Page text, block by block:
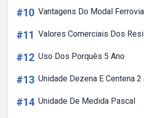
#10 Vantagens Do Modal
#11 Valores Comerciais Dos
#12 Uso Dos Porquês 5 Ano
#13 Unidade Dezena E Centena 2
#14 Unidade De Medida Pascal